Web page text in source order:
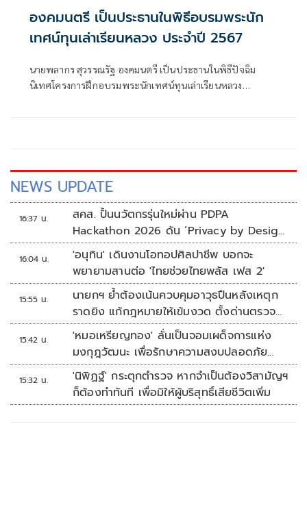
องคมนตรี เป็นประธานในพิธีอบรมพระนัก
เทศน์ทุนเล่าเรียนหลวง ประจำปี 2567
นายพลากร สุวรรณรัฐ องคมนตรี เป็นประธานในพิธีปัจฉิม
นิเทศโครงการฝึกอบรมพระนักเทศน์ทุนเล่าเรียนหลวง
NEWS UPDATE
16:37 น.
สคส. ปั้นนวัตกรรุ่นใหม่ผ่าน PDPA
Hackathon 2026 ดัน ‘Privacy by Design
for all’ สู่โซลูชันคุ้มครองข้อมูลส่วนบุคคลที่
ใช้ได้จริง
16:04 น.
'อนุทิน' เดินงานโอทอปศิลปาชีพ บอกจะ
พยายามสานต่อ 'ไทยช่วยไทยพลัส เฟส 2'
15:55 น.
นายกฯ ย้ำต้องเน้นควบคุมอาวุธปืนหลังเหตุก
ราดยิง แก้กฎหมายให้เข้มงวด ตั้งด่านตรวจ
เพิ่ม
15:42 น.
'หมอเหรียญทอง' ลั่นเป็นจอมเผด็จการแห่ง
มงกุฎวัฒนะ เพื่อรักษาความสงบปลอดภัย
ภายในรพ.
15:32 น.
'นิพิฏฐ์' กระตุกตำรวจ หากจำเป็นต้องวิสามัญฯ
ก็ต้องทำทันที เพื่อมิให้ผู้บริสุทธิ์เสียชีวิตเพิ่ม